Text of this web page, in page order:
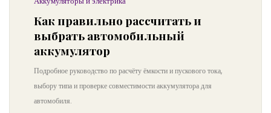
Как правильно рассчитать и
выбрать автомобильный
аккумулятор
Подробное руководство по расчёту ёмкости и пускового тока,
выбору типа и проверке совместимости аккумулятора для
автомобиля.